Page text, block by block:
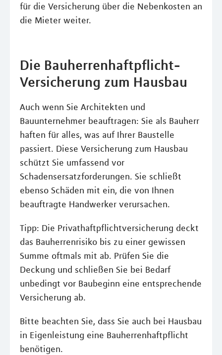
für die Versicherung über die Nebenkosten an
die Mieter weiter.
Die Bauherrenhaftpflicht-
Versicherung zum Hausbau
Auch wenn Sie Architekten und
Bauunternehmer beauftragen: Sie als Bauherr
haften für alles, was auf Ihrer Baustelle
passiert. Diese Versicherung zum Hausbau
schützt Sie umfassend vor
Schadensersatzforderungen. Sie schließt
ebenso Schäden mit ein, die von Ihnen
beauftragte Handwerker verursachen.
Tipp: Die Privathaftpflichtversicherung deckt
das Bauherrenrisiko bis zu einer gewissen
Summe oftmals mit ab. Prüfen Sie die
Deckung und schließen Sie bei Bedarf
unbedingt vor Baubeginn eine entsprechende
Versicherung ab.
Bitte beachten Sie, dass Sie auch bei Hausbau
in Eigenleistung eine Bauherrenhaftpflicht
benötigen.